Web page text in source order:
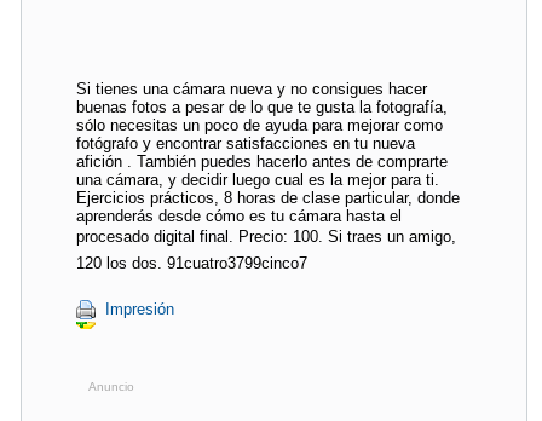
Si tienes una cámara nueva y no consigues hacer
buenas fotos a pesar de lo que te gusta la fotografía,
sólo necesitas un poco de ayuda para mejorar como
fotógrafo y encontrar satisfacciones en tu nueva
afición . También puedes hacerlo antes de comprarte
una cámara, y decidir luego cual es la mejor para ti.
Ejercicios prácticos, 8 horas de clase particular, donde
aprenderás desde cómo es tu cámara hasta el
procesado digital final. Precio: 100. Si traes un amigo,
120 los dos. 91cuatro3799cinco7
Impresión
Anuncio